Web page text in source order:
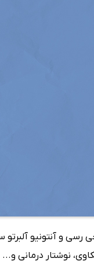
رسی و آنتونیو
نوشتار درمانی